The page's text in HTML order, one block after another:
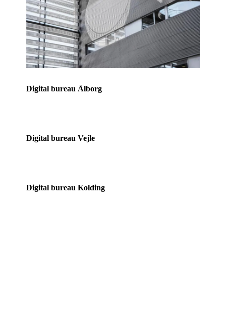
Digital bureau Ålborg
Digital bureau Vejle
Digital bureau Kolding